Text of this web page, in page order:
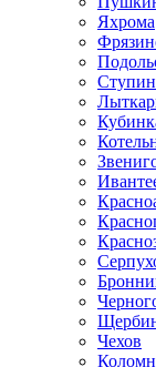
Яхрома
Чехов